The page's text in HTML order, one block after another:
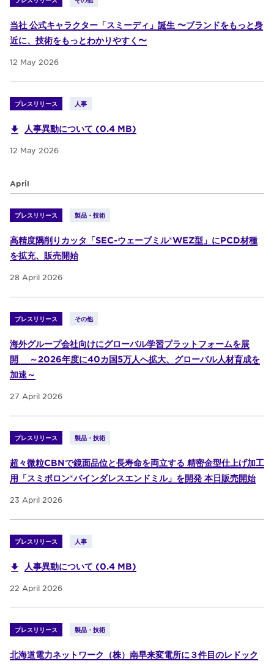
当社 公式キャラクター「スミーディ」誕生 〜ブランドをもっと身
近に、技術をもっとわかりやすく〜
12 May 2026
プレスリリース 人事
人事異動について (0.4 MB)
12 May 2026
April
プレスリリース 製品・技術
高精度隅削りカッタ「SEC-ウェーブミル®WEZ型」にPCD材種
を拡充、販売開始
28 April 2026
プレスリリース その他
海外グループ会社向けにグローバル学習プラットフォームを展
開 ～2026年度に40カ国5万人へ拡大、グローバル人材育成を
加速～
27 April 2026
プレスリリース 製品・技術
超々微粒CBNで鏡面品位と長寿命を両立する 精密金型仕上げ加工
用「スミボロン®バインダレスエンドミル」を開発 本日販売開始
23 April 2026
プレスリリース 人事
人事異動について (0.4 MB)
22 April 2026
プレスリリース 製品・技術
北海道電力ネットワーク（株）南早来変電所に３件目のレドック